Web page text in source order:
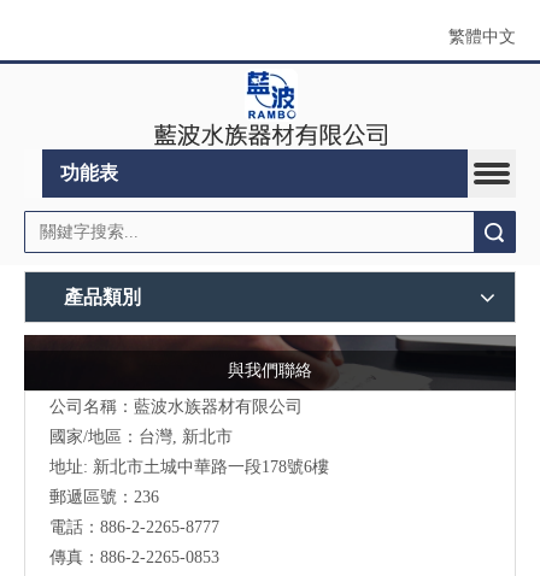
繁體中文
功能表
產品類別
與我們聯絡
公司名稱：藍波水族器材有限公司
國家/地區：台灣, 新北市
地址: 新北市土城中華路一段178號6樓
郵遞區號：236
電話：886-2-2265-8777
傳真：886-2-2265-0853